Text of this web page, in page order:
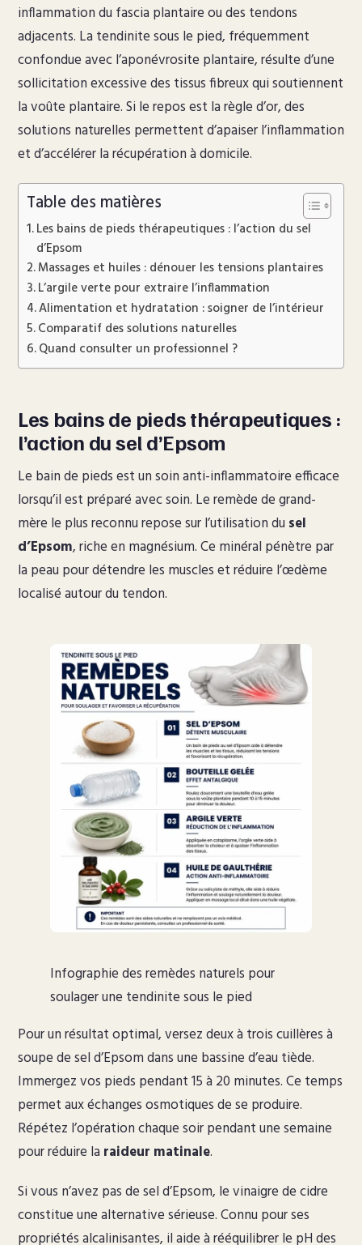
inflammation du fascia plantaire ou des tendons
adjacents. La tendinite sous le pied, fréquemment
confondue avec l’aponévrosite plantaire, résulte d’une
sollicitation excessive des tissus fibreux qui soutiennent
la voûte plantaire. Si le repos est la règle d’or, des
solutions naturelles permettent d’apaiser l’inflammation
et d’accélérer la récupération à domicile.
Table des matières
Les bains de pieds thérapeutiques : l’action du sel
d’Epsom
Massages et huiles : dénouer les tensions plantaires
L’argile verte pour extraire l’inflammation
Alimentation et hydratation : soigner de l’intérieur
Comparatif des solutions naturelles
Quand consulter un professionnel ?
Les bains de pieds thérapeutiques :
l’action du sel d’Epsom
Le bain de pieds est un soin anti-inflammatoire efficace
lorsqu’il est préparé avec soin. Le remède de grand-
mère le plus reconnu repose sur l’utilisation du sel
d’Epsom, riche en magnésium. Ce minéral pénètre par
la peau pour détendre les muscles et réduire l’œdème
localisé autour du tendon.
Infographie des remèdes naturels pour
soulager une tendinite sous le pied
Pour un résultat optimal, versez deux à trois cuillères à
soupe de sel d’Epsom dans une bassine d’eau tiède.
Immergez vos pieds pendant 15 à 20 minutes. Ce temps
permet aux échanges osmotiques de se produire.
Répétez l’opération chaque soir pendant une semaine
pour réduire la raideur matinale.
Si vous n’avez pas de sel d’Epsom, le vinaigre de cidre
constitue une alternative sérieuse. Connu pour ses
propriétés alcalinisantes, il aide à rééquilibrer le pH des